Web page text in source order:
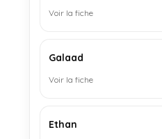
Voir la fiche
Galaad
Voir la fiche
Ethan